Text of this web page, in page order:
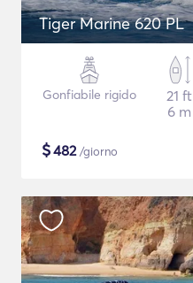
Tiger Marine 620 PL
Gonfiabile rigido
21 ft
6 m
$482/giorno